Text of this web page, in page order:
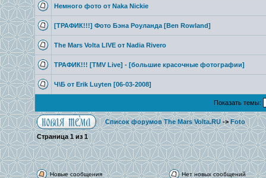
Немного фото от Naka Nickie
[ТРАФИК!!!] Фото Бэна Роуланда [Ben Rowland]
The Mars Volta LIVE от Nadia Rivero
ТРАФИК!!! [TMV Live] - [большие красочные фотографии]
Ч\Б от Erik Luyten [06-03-2008]
Показать темы:
Список форумов The Mars Volta.RU->Foto
Страница1из1
Новые сообщения
Нет новых сообщений